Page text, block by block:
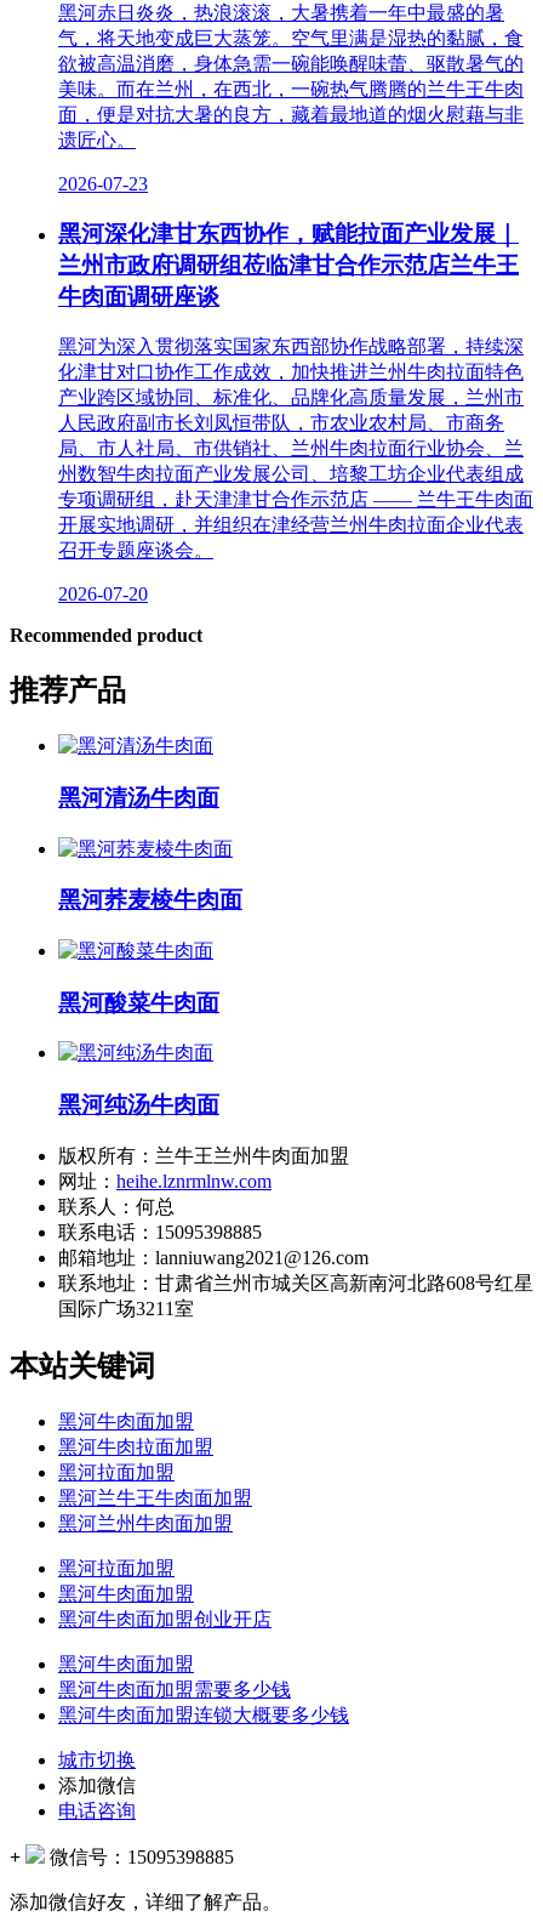
黑河赤日炎炎，热浪滚滚，大暑携着一年中最盛的暑
气，将天地变成巨大蒸笼。空气里满是湿热的黏腻，食
欲被高温消磨，身体急需一碗能唤醒味蕾、驱散暑气的
美味。而在兰州，在西北，一碗热气腾腾的兰牛王牛肉
面，便是对抗大暑的良方，藏着最地道的烟火慰藉与非
遗匠心。
2026-07-23
黑河深化津甘东西协作，赋能拉面产业发展｜
兰州市政府调研组莅临津甘合作示范店兰牛王
牛肉面调研座谈
黑河为深入贯彻落实国家东西部协作战略部署，持续深
化津甘对口协作工作成效，加快推进兰州牛肉拉面特色
产业跨区域协同、标准化、品牌化高质量发展，兰州市
人民政府副市长刘凤恒带队，市农业农村局、市商务
局、市人社局、市供销社、兰州牛肉拉面行业协会、兰
州数智牛肉拉面产业发展公司、培黎工坊企业代表组成
专项调研组，赴天津津甘合作示范店 —— 兰牛王牛肉面
开展实地调研，并组织在津经营兰州牛肉拉面企业代表
召开专题座谈会。
2026-07-20
Recommended product
推荐产品
黑河清汤牛肉面
黑河荞麦棱牛肉面
黑河酸菜牛肉面
黑河纯汤牛肉面
版权所有：兰牛王兰州牛肉面加盟
网址： heihe.lznrmlnw.com
联系人：何总
联系电话：15095398885
邮箱地址：lanniuwang2021@126.com
联系地址： 甘肃省兰州市城关区高新南河北路608号红星
国际广场3211室
本站关键词
黑河牛肉面加盟
黑河牛肉拉面加盟
黑河拉面加盟
黑河兰牛王牛肉面加盟
黑河兰州牛肉面加盟
黑河拉面加盟
黑河牛肉面加盟
黑河牛肉面加盟创业开店
黑河牛肉面加盟
黑河牛肉面加盟需要多少钱
黑河牛肉面加盟连锁大概要多少钱
城市切换
添加微信
电话咨询
+ 微信号： 15095398885
添加微信好友，详细了解产品。